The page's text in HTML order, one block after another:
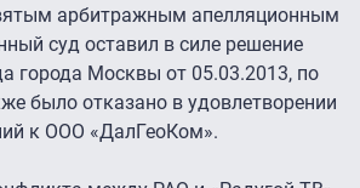
арбитражным апелляционным
суд оставил в силе решение
города Москвы от 05.03.2013, по
было отказано в удовлетворении
к ООО «ДалГеоКом».